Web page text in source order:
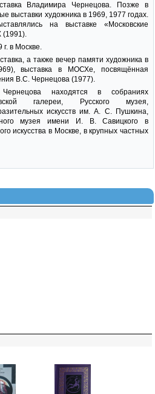
Владимира Чернецова. Позже в
выставки художника в 1969, 1977 годах.
на выставке «Московские
(1991).
в Москве.
а также вечер памяти художника в
выставка в МОСХе, посвящённая
В.С. Чернецова (1977).
находятся в собраниях
галереи, Русского музея,
искусств им. А. С. Пушкина,
музея имени И. В. Савицкого в
искусства в Москве, в крупных частных